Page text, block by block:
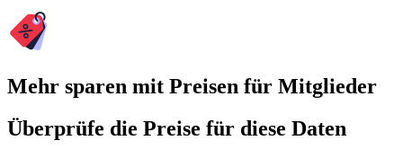
Mehr sparen mit Preisen für Mitglieder
Überprüfe die Preise für diese Daten